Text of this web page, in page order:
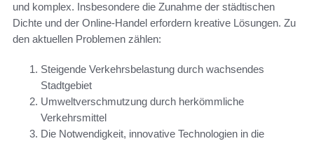
und komplex. Insbesondere die Zunahme der städtischen
Dichte und der Online-Handel erfordern kreative Lösungen. Zu
den aktuellen Problemen zählen:
Steigende Verkehrsbelastung durch wachsendes
Stadtgebiet
Umweltverschmutzung durch herkömmliche
Verkehrsmittel
Die Notwendigkeit, innovative Technologien in die